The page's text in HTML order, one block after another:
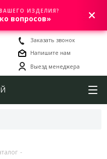
0
Заказать звонок
Напишите нам
Выезд менеджера
-
ИЗДЕЛИЯ?
вопросов»